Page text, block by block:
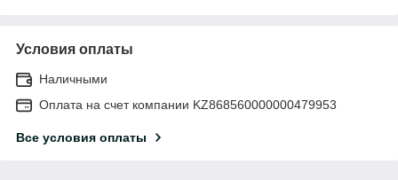
Условия оплаты
Наличными
Оплата на счет компании KZ868560000000479953
Все условия оплаты